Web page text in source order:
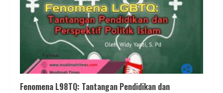
Fenomena L98TQ: Tantangan Pendidikan dan